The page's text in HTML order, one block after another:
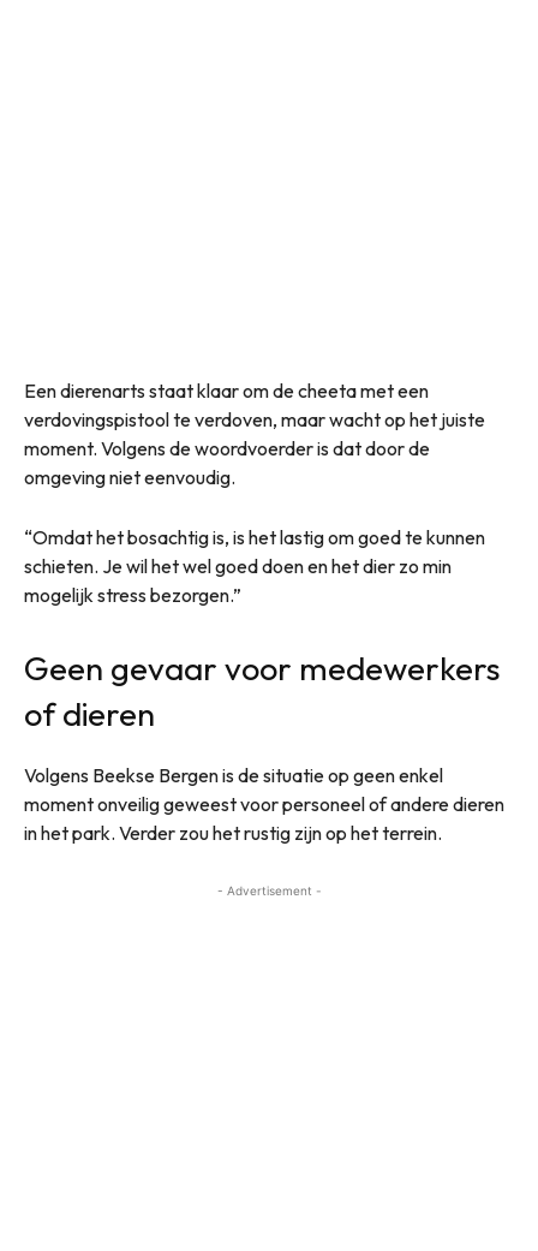
Een dierenarts staat klaar om de cheeta met een
verdovingspistool te verdoven, maar wacht op het juiste
moment. Volgens de woordvoerder is dat door de
omgeving niet eenvoudig.
“Omdat het bosachtig is, is het lastig om goed te kunnen
schieten. Je wil het wel goed doen en het dier zo min
mogelijk stress bezorgen.”
Geen gevaar voor medewerkers
of dieren
Volgens Beekse Bergen is de situatie op geen enkel
moment onveilig geweest voor personeel of andere dieren
in het park. Verder zou het rustig zijn op het terrein.
- Advertisement -